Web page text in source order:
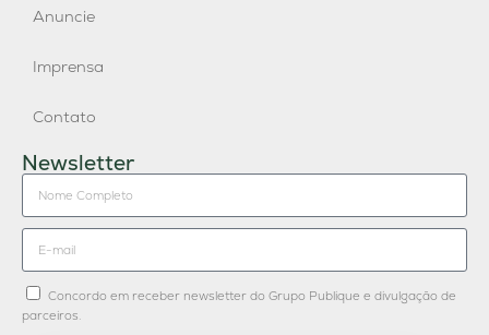
Anuncie
Imprensa
Contato
Newsletter
Concordo em receber newsletter do Grupo Publique e divulgação de
parceiros.